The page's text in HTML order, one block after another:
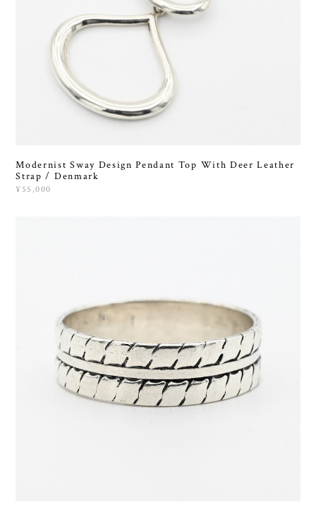
Modernist Sway Design Pendant Top With Deer Leather
Strap / Denmark
¥55,000